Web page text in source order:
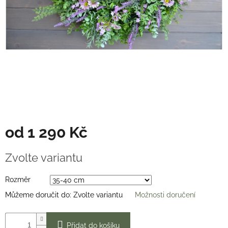
Věnce
Hodnocení
(FAQ)
mně
Přihlášení
od 1 290 Kč
cena:
Zvolte variantu
Rozměr
Můžeme doručit do: Zvolte variantu Možnosti doručení
Přidat do košíku